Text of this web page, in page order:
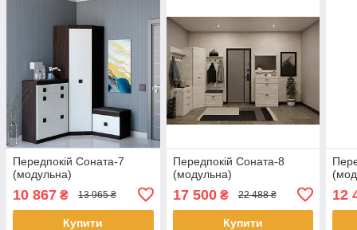
Передпокій Соната-7
(модульна)
10 867 ₴ 13 965 ₴
Купити
Передпокій Соната-8
(модульна)
17 500₴ 22 488 ₴
Купити
12